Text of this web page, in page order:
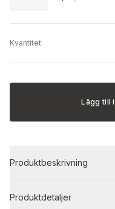
Kvantitet
Lägg till
Produktbeskrivning
Produktdetaljer